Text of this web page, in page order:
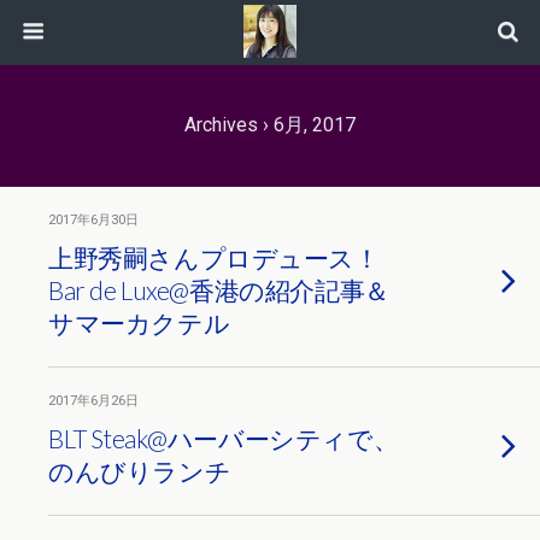
Archives › 6月, 2017
2017年6月30日
上野秀嗣さんプロデュース！
Bar de Luxe@香港の紹介記事＆
サマーカクテル
2017年6月26日
BLT Steak@ハーバーシティで、
のんびりランチ